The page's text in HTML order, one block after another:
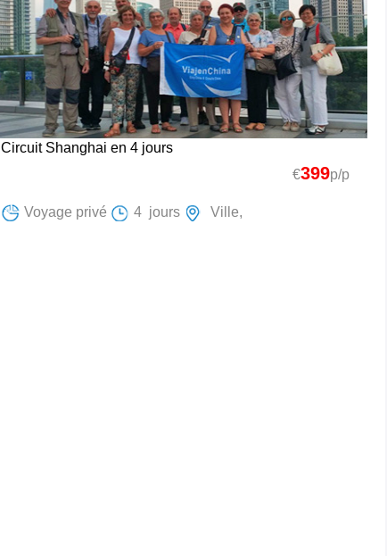
Circuit Shanghai en 4 jours
Voyage privé 4 jours Ville,
€399p/p